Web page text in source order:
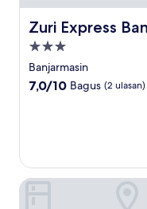
Zuri Express
Zuri Express
Properti
bintang
3.0
Banjarmasin
7.0
7,0/10 Bagus (2 ulasan)
G'Sign Hotel